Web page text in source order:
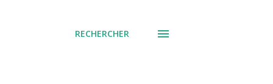
RECHERCHER